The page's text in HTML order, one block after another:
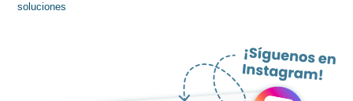
soluciones